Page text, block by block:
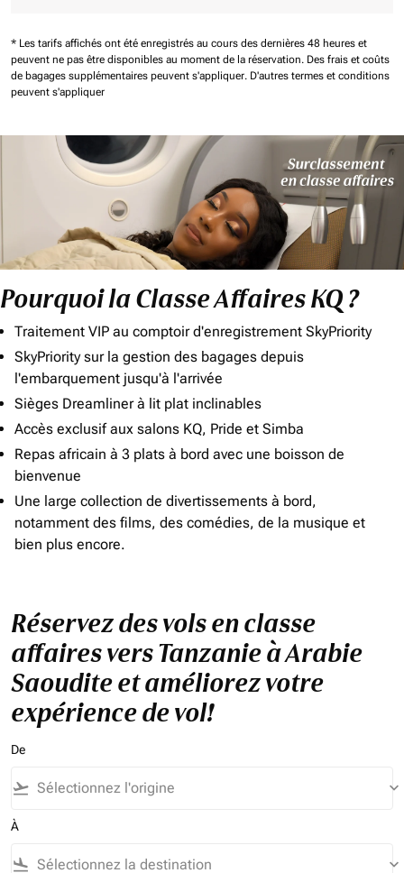
* Les tarifs affichés ont été enregistrés au cours des dernières 48 heures et
peuvent ne pas être disponibles au moment de la réservation. Des frais et coûts
de bagages supplémentaires peuvent s'appliquer. D'autres termes et conditions
peuvent s'appliquer
Pourquoi la Classe Affaires KQ ?
Traitement VIP au comptoir d'enregistrement SkyPriority
SkyPriority sur la gestion des bagages depuis
l'embarquement jusqu'à l'arrivée
Sièges Dreamliner à lit plat inclinables
Accès exclusif aux salons KQ, Pride et Simba
Repas africain à 3 plats à bord avec une boisson de
bienvenue
Une large collection de divertissements à bord,
notamment des films, des comédies, de la musique et
bien plus encore.
Réservez des vols en classe
affaires vers Tanzanie à Arabie
Saoudite et améliorez votre
expérience de vol!
De
flight_takeoff keyboard_arrow_down
À
flight_land keyboard_arrow_down